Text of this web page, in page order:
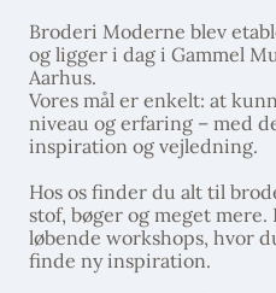
Broderi Moderne blev
og ligger i dag i Gammel
Aarhus.
Vores mål er enkelt: at
niveau og erfaring – med
inspiration og vejledning.
Hos os finder du alt til
stof, bøger og meget
løbende workshops, hvor
finde ny inspiration.